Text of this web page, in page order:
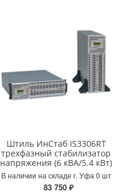
Штиль ИнСтаб IS3306RT
трехфазный стабилизатор
напряжения (6 кВА/5.4 кВт)
В наличии на складе г. Уфа 0 шт
83 750 ₽